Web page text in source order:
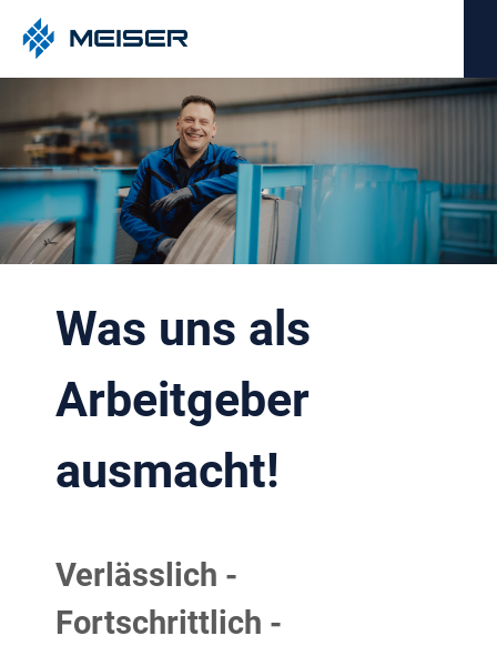
Was uns als
Arbeitgeber
ausmacht!
Verlässlich -
Fortschrittlich -